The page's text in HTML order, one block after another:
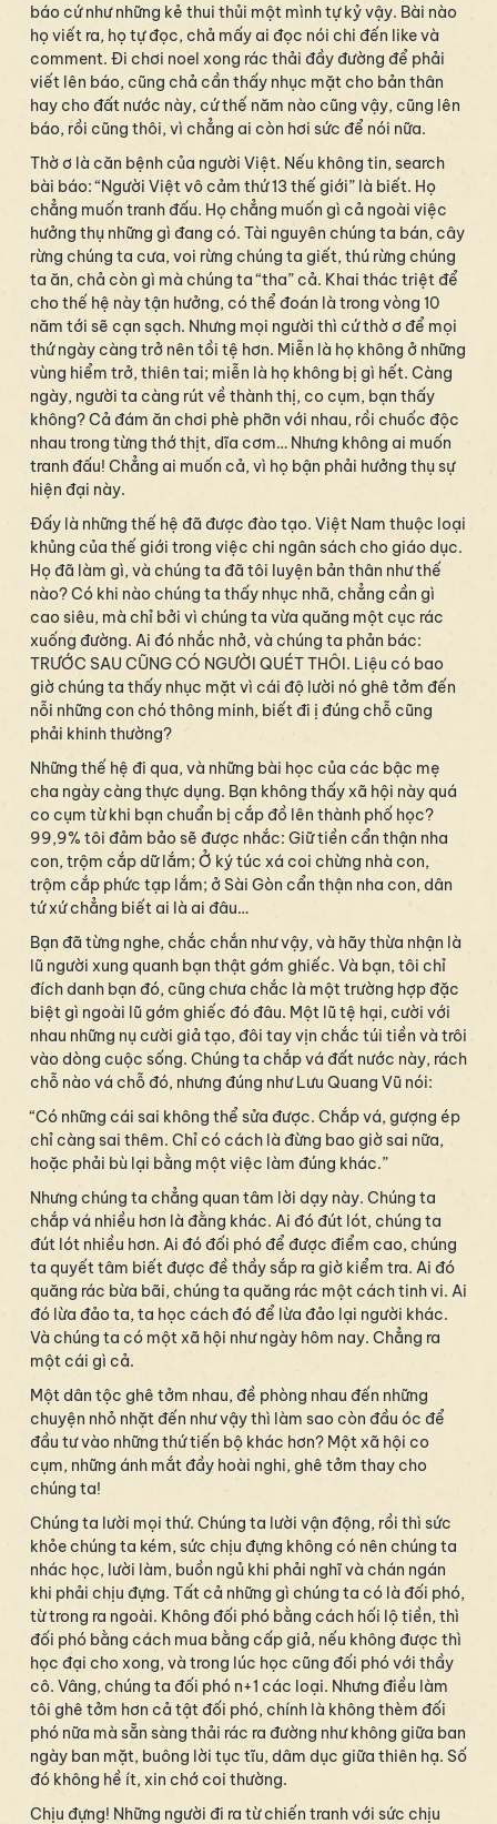
báo cứ như những kẻ thui thủi một mình tự kỷ vậy. Bài nào
họ viết ra, họ tự đọc, chả mấy ai đọc nói chi đến like và
comment. Đi chơi noel xong rác thải đầy đường để phải
viết lên báo, cũng chả cần thấy nhục mặt cho bản thân
hay cho đất nước này, cứ thế năm nào cũng vậy, cũng lên
báo, rồi cũng thôi, vì chẳng ai còn hơi sức để nói nữa.
Thờ ơ là căn bệnh của người Việt. Nếu không tin, search
bài báo: “Người Việt vô cảm thứ 13 thế giới” là biết. Họ
chẳng muốn tranh đấu. Họ chẳng muốn gì cả ngoài việc
hưởng thụ những gì đang có. Tài nguyên chúng ta bán, cây
rừng chúng ta cưa, voi rừng chúng ta giết, thú rừng chúng
ta ăn, chả còn gì mà chúng ta “tha” cả. Khai thác triệt để
cho thế hệ này tận hưởng, có thể đoán là trong vòng 10
năm tới sẽ cạn sạch. Nhưng mọi người thì cứ thờ ơ để mọi
thứ ngày càng trở nên tồi tệ hơn. Miễn là họ không ở những
vùng hiểm trở, thiên tai; miễn là họ không bị gì hết. Càng
ngày, người ta càng rút về thành thị, co cụm, bạn thấy
không? Cả đám ăn chơi phè phỡn với nhau, rồi chuốc độc
nhau trong từng thớ thịt, dĩa cơm… Nhưng không ai muốn
tranh đấu! Chẳng ai muốn cả, vì họ bận phải hưởng thụ sự
hiện đại này.
Đấy là những thế hệ đã được đào tạo. Việt Nam thuộc loại
khủng của thế giới trong việc chi ngân sách cho giáo dục.
Họ đã làm gì, và chúng ta đã tôi luyện bản thân như thế
nào? Có khi nào chúng ta thấy nhục nhã, chẳng cần gì
cao siêu, mà chỉ bởi vì chúng ta vừa quăng một cục rác
xuống đường. Ai đó nhắc nhở, và chúng ta phản bác:
TRƯỚC SAU CŨNG CÓ NGƯỜI QUÉT THÔI. Liệu có bao
giờ chúng ta thấy nhục mặt vì cái độ lười nó ghê tởm đến
nỗi những con chó thông minh, biết đi ị đúng chỗ cũng
phải khinh thường?
Những thế hệ đi qua, và những bài học của các bậc mẹ
cha ngày càng thực dụng. Bạn không thấy xã hội này quá
co cụm từ khi bạn chuẩn bị cắp đồ lên thành phố học?
99,9% tôi đảm bảo sẽ được nhắc: Giữ tiền cẩn thận nha
con, trộm cắp dữ lắm; Ở ký túc xá coi chừng nhà con,
trộm cắp phức tạp lắm; ở Sài Gòn cẩn thận nha con, dân
tứ xứ chẳng biết ai là ai đâu…
Bạn đã từng nghe, chắc chắn như vậy, và hãy thừa nhận là
lũ người xung quanh bạn thật gớm ghiếc. Và bạn, tôi chỉ
đích danh bạn đó, cũng chưa chắc là một trường hợp đặc
biệt gì ngoài lũ gớm ghiếc đó đâu. Một lũ tệ hại, cười với
nhau những nụ cười giả tạo, đôi tay vịn chắc túi tiền và trôi
vào dòng cuộc sống. Chúng ta chắp vá đất nước này, rách
chỗ nào vá chỗ đó, nhưng đúng như Lưu Quang Vũ nói:
“Có những cái sai không thể sửa được. Chắp vá, gượng ép
chỉ càng sai thêm. Chỉ có cách là đừng bao giờ sai nữa,
hoặc phải bù lại bằng một việc làm đúng khác.”
Nhưng chúng ta chẳng quan tâm lời dạy này. Chúng ta
chắp vá nhiều hơn là đằng khác. Ai đó đút lót, chúng ta
đút lót nhiều hơn. Ai đó đối phó để được điểm cao, chúng
ta quyết tâm biết được đề thầy sắp ra giờ kiểm tra. Ai đó
quăng rác bừa bãi, chúng ta quăng rác một cách tinh vi. Ai
đó lừa đảo ta, ta học cách đó để lừa đảo lại người khác.
Và chúng ta có một xã hội như ngày hôm nay. Chẳng ra
một cái gì cả.
Một dân tộc ghê tởm nhau, đề phòng nhau đến những
chuyện nhỏ nhặt đến như vậy thì làm sao còn đầu óc để
đầu tư vào những thứ tiến bộ khác hơn? Một xã hội co
cụm, những ánh mắt đầy hoài nghi, ghê tởm thay cho
chúng ta!
Chúng ta lười mọi thứ. Chúng ta lười vận động, rồi thì sức
khỏe chúng ta kém, sức chịu đựng không có nên chúng ta
nhác học, lười làm, buồn ngủ khi phải nghĩ và chán ngán
khi phải chịu đựng. Tất cả những gì chúng ta có là đối phó,
từ trong ra ngoài. Không đối phó bằng cách hối lộ tiền, thì
đối phó bằng cách mua bằng cấp giả, nếu không được thì
học đại cho xong, và trong lúc học cũng đối phó với thầy
cô. Vâng, chúng ta đối phó n+1 các loại. Nhưng điều làm
tôi ghê tởm hơn cả tật đối phó, chính là không thèm đối
phó nữa mà sẵn sàng thải rác ra đường như không giữa ban
ngày ban mặt, buông lời tục tĩu, dâm dục giữa thiên hạ. Số
đó không hề ít, xin chớ coi thường.
Chịu đựng! Những người đi ra từ chiến tranh với sức chịu